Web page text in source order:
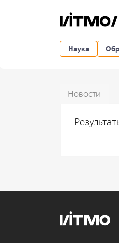
Наука
Новости